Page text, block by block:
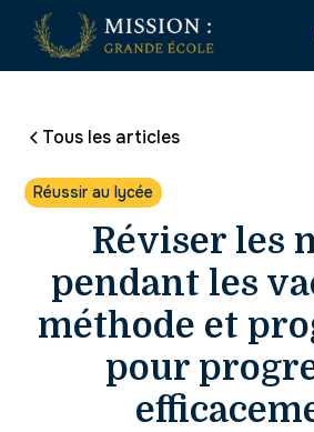
Tous les articles
Réussir au lycée
Réviser les
pendant les
méthode et
pour